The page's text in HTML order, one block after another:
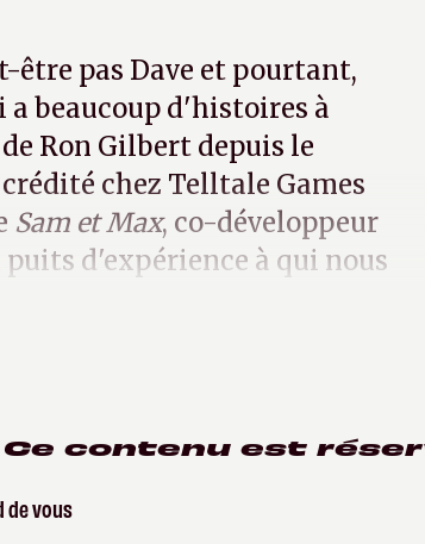
être pas Dave et pourtant,
a beaucoup d'histoires à
Ron Gilbert depuis le
crédité chez Telltale Games
Sam et Max, co-développeur
puits d'expérience à qui nous
Ce contenu est
de vous